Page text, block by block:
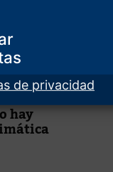
de privacidad
lo
hay